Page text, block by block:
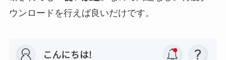
ウンロードを行えば良いだけです。